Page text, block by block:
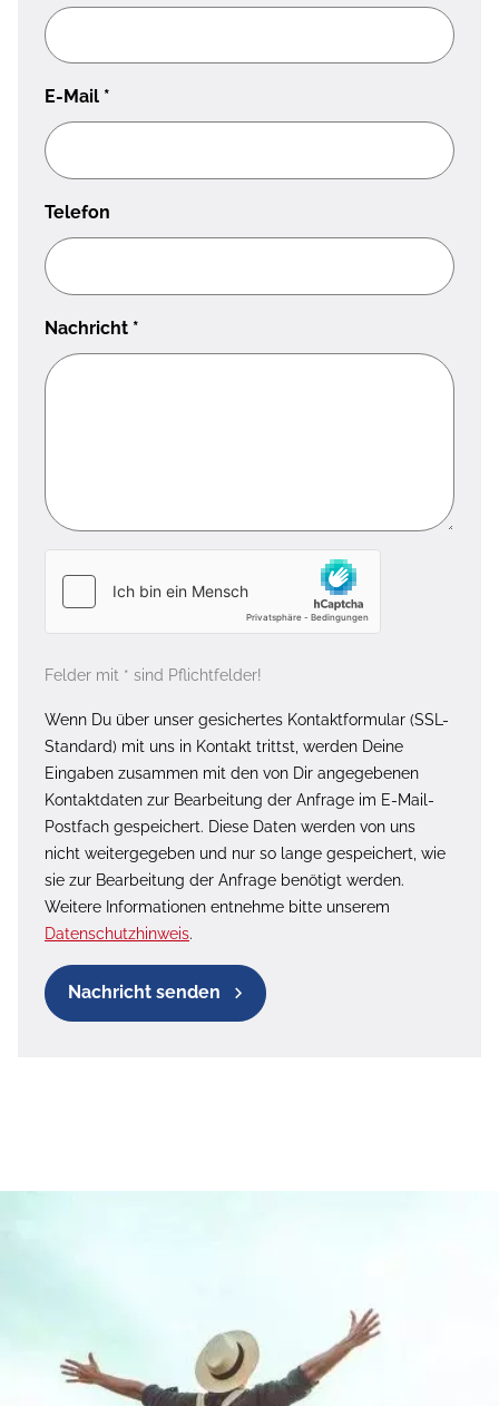
E-Mail *
Telefon
Nachricht *
Felder mit * sind Pflichtfelder!
Wenn Du über unser gesichertes Kontaktformular (SSL-
Standard) mit uns in Kontakt trittst, werden Deine
Eingaben zusammen mit den von Dir angegebenen
Kontaktdaten zur Bearbeitung der Anfrage im E-Mail-
Postfach gespeichert. Diese Daten werden von uns
nicht weitergegeben und nur so lange gespeichert, wie
sie zur Bearbeitung der Anfrage benötigt werden.
Weitere Informationen entnehme bitte unserem
Datenschutzhinweis.
Nachricht senden